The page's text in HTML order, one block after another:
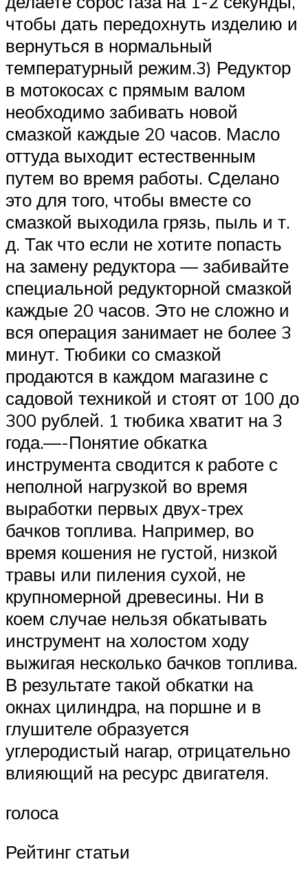
чтобы дать передохнуть изделию и
вернуться в нормальный
температурный режим.3) Редуктор
в мотокосах с прямым валом
необходимо забивать новой
смазкой каждые 20 часов. Масло
оттуда выходит естественным
путем во время работы. Сделано
это для того, чтобы вместе со
смазкой выходила грязь, пыль и т.
д. Так что если не хотите попасть
на замену редуктора — забивайте
специальной редукторной смазкой
каждые 20 часов. Это не сложно и
вся операция занимает не более 3
минут. Тюбики со смазкой
продаются в каждом магазине с
садовой техникой и стоят от 100 до
300 рублей. 1 тюбика хватит на 3
года.—-Понятие обкатка
инструмента сводится к работе с
неполной нагрузкой во время
выработки первых двух-трех
бачков топлива. Например, во
время кошения не густой, низкой
травы или пиления сухой, не
крупномерной древесины. Ни в
коем случае нельзя обкатывать
инструмент на холостом ходу
выжигая несколько бачков топлива.
В результате такой обкатки на
окнах цилиндра, на поршне и в
глушителе образуется
углеродистый нагар, отрицательно
влияющий на ресурс двигателя.
голоса
Рейтинг статьи